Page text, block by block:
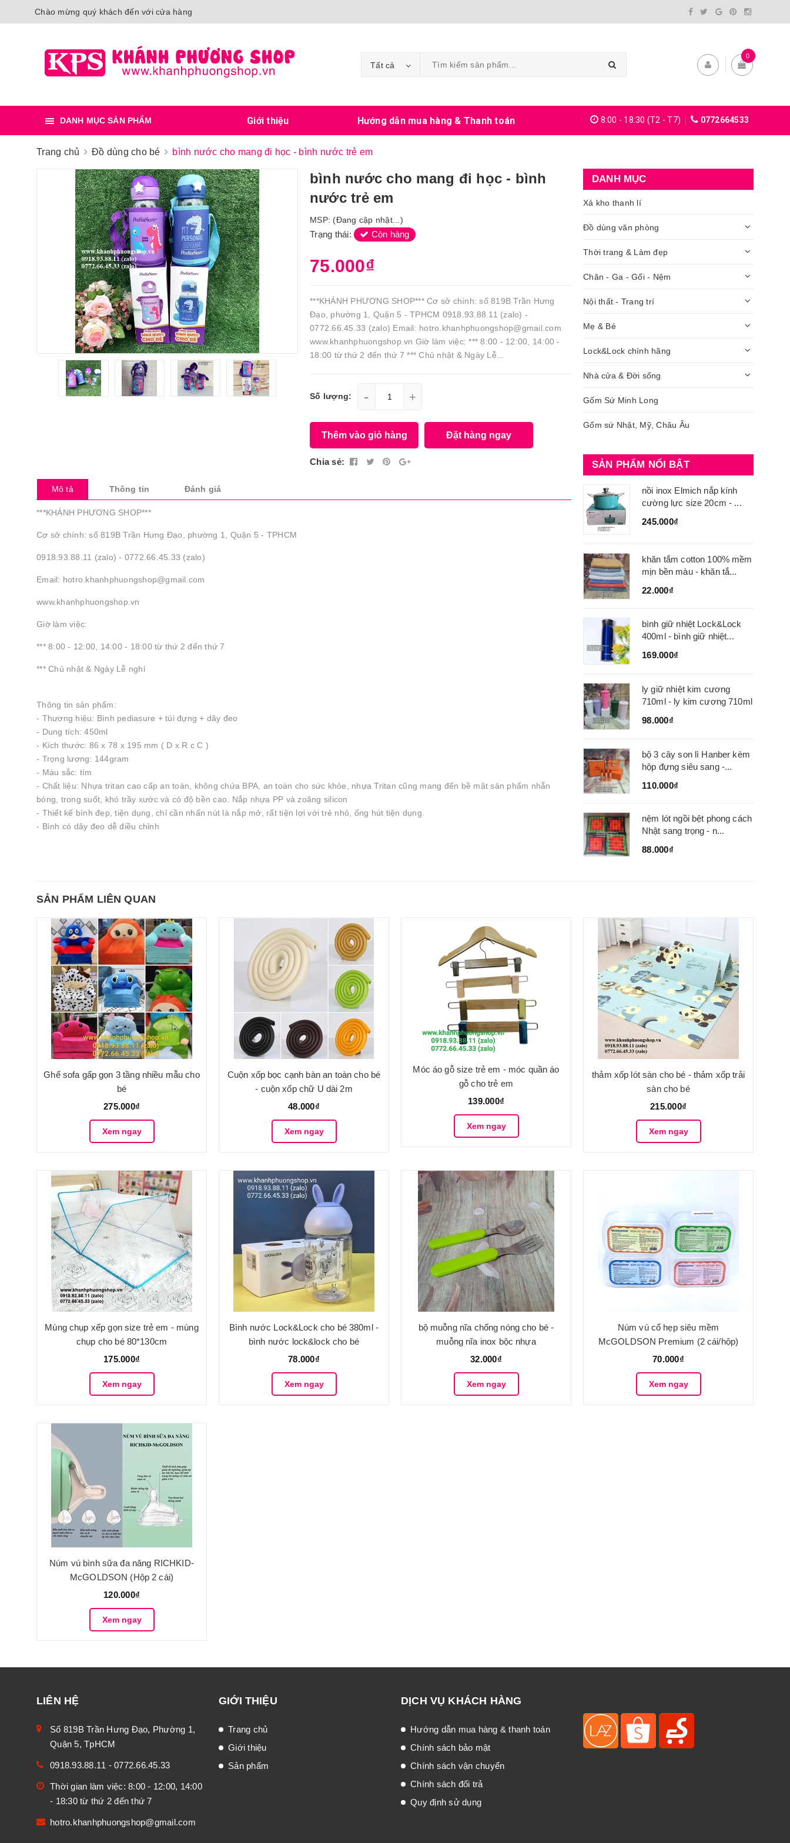
Chào mừng quý khách đến với cửa hàng
Tất cả
0
DANH MỤC SẢN PHẨM Giới thiệu Hướng dẫn mua hàng & Thanh toán 8:00 - 18:30 (T2 - T7) 0772664533
Trang chủ Đồ dùng cho bé bình nước cho mang đi học - bình nước trẻ em
bình nước cho mang đi học - bình
nước trẻ em
MSP: (Đang cập nhật...)
Trạng thái: Còn hàng
75.000₫
***KHÁNH PHƯƠNG SHOP*** Cơ sở chính: số 819B Trần Hưng
Đạo, phường 1, Quận 5 - TPHCM 0918.93.88.11 (zalo) -
0772.66.45.33 (zalo) Email: hotro.khanhphuongshop@gmail.com
www.khanhphuongshop.vn Giờ làm việc: *** 8:00 - 12:00, 14:00 -
18:00 từ thứ 2 đến thứ 7 *** Chủ nhật & Ngày Lễ...
Số lượng: - +
Thêm vào giỏ hàng Đặt hàng ngay
Chia sẻ:
Mô tả Thông tin Đánh giá
***KHÁNH PHƯƠNG SHOP***
Cơ sở chính: số 819B Trần Hưng Đạo, phường 1, Quận 5 - TPHCM
0918.93.88.11 (zalo) - 0772.66.45.33 (zalo)
Email: hotro.khanhphuongshop@gmail.com
www.khanhphuongshop.vn
Giờ làm việc:
*** 8:00 - 12:00, 14:00 - 18:00 từ thứ 2 đến thứ 7
*** Chủ nhật & Ngày Lễ nghỉ
Thông tin sản phẩm:
- Thương hiệu: Bình pediasure + túi đựng + dây đeo
- Dung tích: 450ml
- Kích thước: 86 x 78 x 195 mm ( D x R c C )
- Trọng lượng: 144gram
- Màu sắc: tím
- Chất liệu: Nhựa tritan cao cấp an toàn, không chứa BPA, an toàn cho sức khỏe, nhựa Tritan cũng mang đến bề mặt sản phẩm nhẵn
bóng, trong suốt, khó trầy xước và có độ bền cao. Nắp nhựa PP và zoăng silicon
- Thiết kế bình đẹp, tiện dụng, chỉ cần nhấn nút là nắp mở, rất tiện lợi với trẻ nhỏ, ống hút tiện dụng.
- Bình có dây đeo dễ điều chỉnh
DANH MỤC
Xả kho thanh lí
Đồ dùng văn phòng
Thời trang & Làm đẹp
Chăn - Ga - Gối - Nệm
Nội thất - Trang trí
Mẹ & Bé
Lock&Lock chính hãng
Nhà cửa & Đời sống
Gốm Sứ Minh Long
Gốm sứ Nhật, Mỹ, Châu Âu
SẢN PHẨM NỔI BẬT
nồi inox Elmich nắp kính
cường lực size 20cm - ...
245.000₫
khăn tắm cotton 100% mềm
mịn bền màu - khăn tắ...
22.000₫
bình giữ nhiệt Lock&Lock
400ml - bình giữ nhiệt...
169.000₫
ly giữ nhiệt kim cương
710ml - ly kim cương 710ml
98.000₫
bộ 3 cây son lì Hanber kèm
hộp đựng siêu sang -...
110.000₫
nệm lót ngồi bệt phong cách
Nhật sang trọng - n...
88.000₫
SẢN PHẨM LIÊN QUAN
Ghế sofa gấp gọn 3 tầng nhiều mẫu cho
bé
275.000₫
Xem ngay
Cuộn xốp bọc cạnh bàn an toàn cho bé
- cuộn xốp chữ U dài 2m
48.000₫
Xem ngay
Móc áo gỗ size trẻ em - móc quần áo
gỗ cho trẻ em
139.000₫
Xem ngay
thảm xốp lót sàn cho bé - thảm xốp trải
sàn cho bé
215.000₫
Xem ngay
Mùng chụp xếp gọn size trẻ em - mùng
chụp cho bé 80*130cm
175.000₫
Xem ngay
Bình nước Lock&Lock cho bé 380ml -
bình nước lock&lock cho bé
78.000₫
Xem ngay
bộ muỗng nĩa chống nóng cho bé -
muỗng nĩa inox bộc nhựa
32.000₫
Xem ngay
Núm vú cổ hẹp siêu mềm
McGOLDSON Premium (2 cái/hộp)
70.000₫
Xem ngay
Núm vú bình sữa đa năng RICHKID-
McGOLDSON (Hộp 2 cái)
120.000₫
Xem ngay
LIÊN HỆ
Số 819B Trần Hưng Đạo, Phường 1,
Quận 5, TpHCM
0918.93.88.11 - 0772.66.45.33
Thời gian làm việc: 8:00 - 12:00, 14:00
- 18:30 từ thứ 2 đến thứ 7
hotro.khanhphuongshop@gmail.com
GIỚI THIỆU
Trang chủ
Giới thiệu
Sản phẩm
DỊCH VỤ KHÁCH HÀNG
Hướng dẫn mua hàng & thanh toán
Chính sách bảo mật
Chính sách vận chuyển
Chính sách đổi trả
Quy định sử dụng